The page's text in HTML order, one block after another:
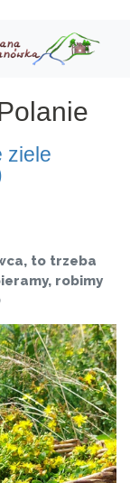
ziele
to trzeba
robimy